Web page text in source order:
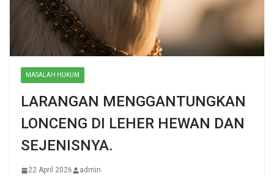
MASALAH HUKUM
LARANGAN MENGGANTUNGKAN
LONCENG DI LEHER HEWAN DAN
SEJENISNYA.
22 April 2026 admin